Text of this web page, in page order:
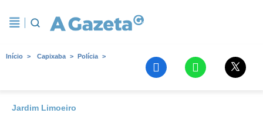
Início Capixaba Polícia
Jardim Limoeiro